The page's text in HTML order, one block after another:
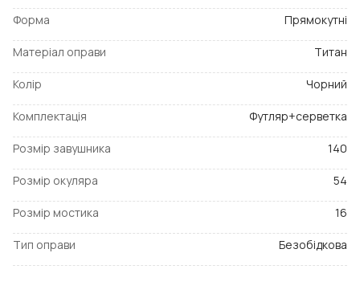
Форма Прямокутні
Матеріал оправи Титан
Колір Чорний
Комплектація Футляр+серветка
Розмір завушника 140
Розмір окуляра 54
Розмір мостика 16
Тип оправи Безобідкова